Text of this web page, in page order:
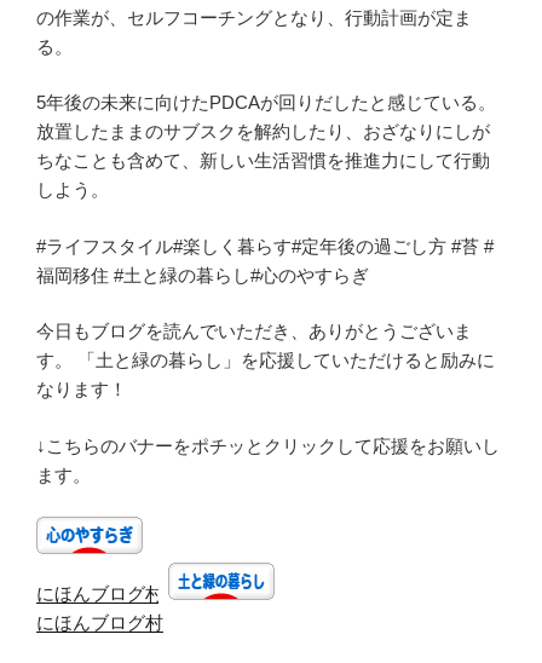
の作業が、セルフコーチングとなり、行動計画が定ま
る。
5年後の未来に向けたPDCAが回りだしたと感じている。
放置したままのサブスクを解約したり、おざなりにしが
ちなことも含めて、新しい生活習慣を推進力にして行動
しよう。
#ライフスタイル#楽しく暮らす#定年後の過ごし方 #苔 #
福岡移住 #土と緑の暮らし#心のやすらぎ
今日もブログを読んでいただき、ありがとうございま
す。 「土と緑の暮らし」を応援していただけると励みに
なります！
↓こちらのバナーをポチッとクリックして応援をお願いし
ます。
にほんブログ村
にほんブログ村